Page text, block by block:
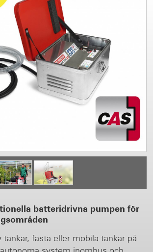
batteridrivna pumpen för
tankar, fasta eller mobila tankar på